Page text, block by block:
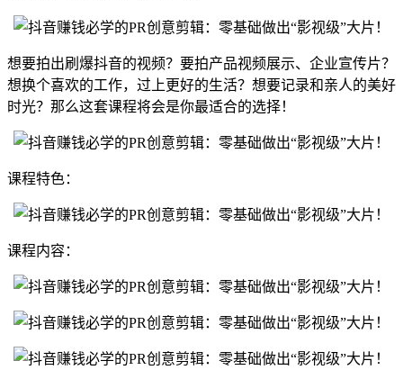
想要拍出刷爆抖音的视频？要拍产品视频展示、企业宣传片？
想换个喜欢的工作，过上更好的生活？想要记录和亲人的美好
时光？那么这套课程将会是你最适合的选择！
课程特色：
课程内容：